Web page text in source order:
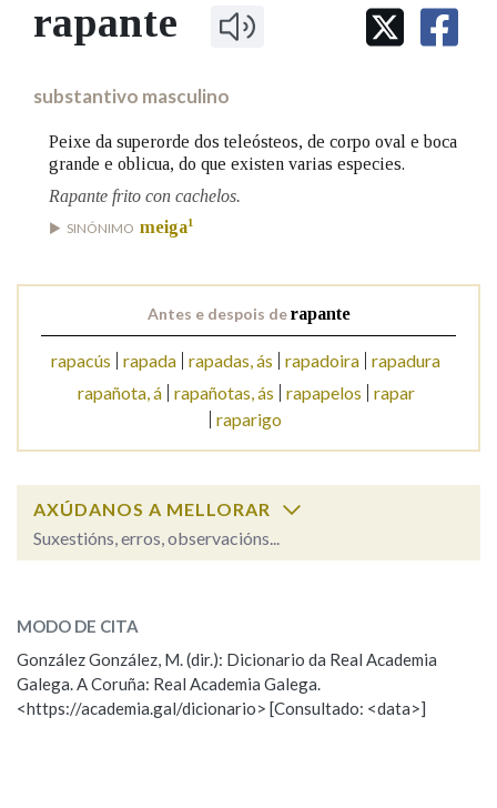
IDENTIDADE CORPORATIVA
MARCIAL DEL ADALID
FIGURAS HOMENAXEADAS
PRIMAVERA DAS LETRAS
PORTAL DAS PALABRAS
Facebook
TwitterYoutubeInstagram
Bluesky
BUSCAR NOS LEMAS
Remata por
BUSCAR NO CONTIDO
Nas definicións
Na fraseoloxía
OUTRAS OPCIÓNS DE BUSCA
Marcas gramaticais
rapante
substantivo masculino
Peixe da superorde dos teleósteos, de corpo oval e boca
grande e oblicua, do que existen varias especies.
Rapante frito con cachelos.
SINÓNIMO meiga1
Antes e despois derapante
rapacús rapada rapadas, ás rapadoira rapadura
rapañota, á
rapañotas, ás rapapelos
rapar
raparigo
AXÚDANOS A MELLORAR
Suxestións, erros, observacións...
ESCOLLE UNHA OPCIÓN:
Observación Hai un erro na palabra
Propoño mellorar a definición
MODO DE CITA
González González, M. (dir.): Dicionario da Real Academia
Galega. A Coruña: Real Academia Galega.
<https://academia.gal/dicionario> [Consultado: <data>]